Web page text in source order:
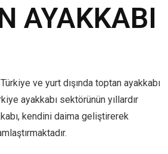
AYAKKABI
ve yurt dışında toptan ayakkabı
ayakkabı sektörünün yıllardır
kendini daima geliştirerek